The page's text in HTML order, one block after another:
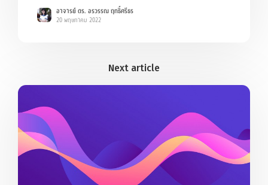
อาจารย์ ดร. อรวรรณ ฤทธิ์ศรีธร
20 พฤษภาคม 2022